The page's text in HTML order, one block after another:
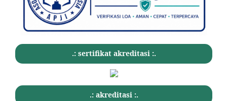
.: sertifikat akreditasi :.
.: akreditasi :.